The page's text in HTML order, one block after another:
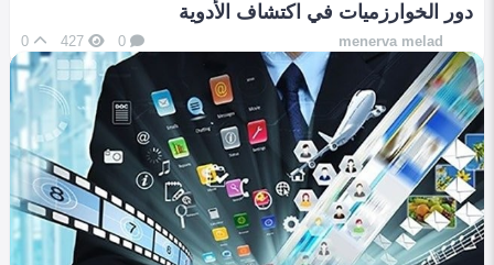
دور الخوارزميات في اكتشاف الأدوية
menerva melad
0
427